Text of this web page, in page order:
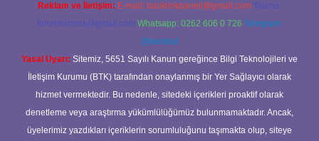
Reklam ve İletişim: E-mail: backlinkpaneli@gmail.com Teams:
forumhizmeti@gmail.com Whatsapp: 0262 606 0 726 Telegram:
@karabul
Yasal Uyarı: Sitemiz, 5651 Sayılı Kanun gereğince Bilgi Teknolojileri ve
İletişim Kurumu (BTK) tarafından onaylanmış bir Yer Sağlayıcı olarak
hizmet vermektedir. Bu nedenle, sitedeki içerikleri proaktif olarak
denetleme veya araştırma yükümlülüğümüz bulunmamaktadır. Ancak,
üyelerimiz yazdıkları içeriklerin sorumluluğunu taşımakta olup, siteye